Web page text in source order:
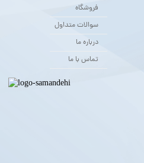
فروشگاه
سوالات متداول
درباره ما
تماس با ما